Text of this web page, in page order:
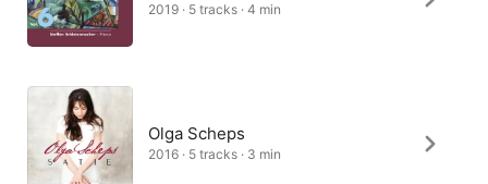
2019 · 5 tracks · 4 min
Olga Scheps
2016 · 5 tracks · 3 min